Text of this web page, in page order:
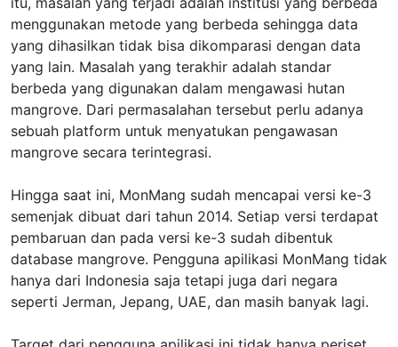
menggunakan metode yang berbeda sehingga data
yang dihasilkan tidak bisa dikomparasi dengan data
yang lain. Masalah yang terakhir adalah standar
berbeda yang digunakan dalam mengawasi hutan
mangrove. Dari permasalahan tersebut perlu adanya
sebuah platform untuk menyatukan pengawasan
mangrove secara terintegrasi.
Hingga saat ini, MonMang sudah mencapai versi ke-3
semenjak dibuat dari tahun 2014. Setiap versi terdapat
pembaruan dan pada versi ke-3 sudah dibentuk
database mangrove. Pengguna apilikasi MonMang tidak
hanya dari Indonesia saja tetapi juga dari negara
seperti Jerman, Jepang, UAE, dan masih banyak lagi.